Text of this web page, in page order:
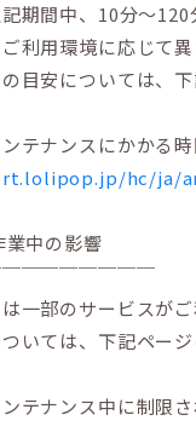
期間中、10分～120
利用環境に応じて異
目安については、
テナンスにかかる時
hc/ja/
中の影響
￣￣￣￣￣￣￣
一部のサービスが
いては、下記ページ
テナンス中に制限さ